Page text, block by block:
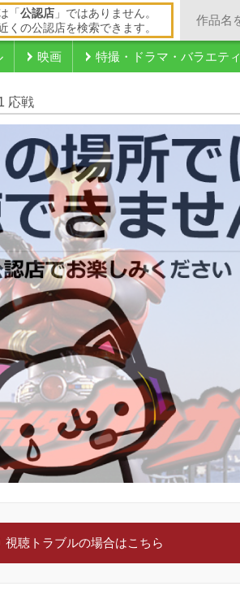
「 公認店 」ではありません。
くの公認店を検索できます。
映画 特撮・ドラマ・バラエティ
応戦
視聴トラブルの場合はこちら